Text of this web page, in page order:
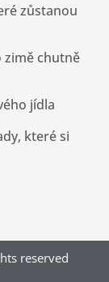
zůstanou
zimě chutně
jídla
které si
reserved